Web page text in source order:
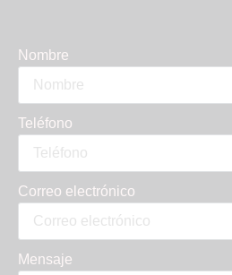
Nombre
Teléfono
Correo electrónico
Mensaje